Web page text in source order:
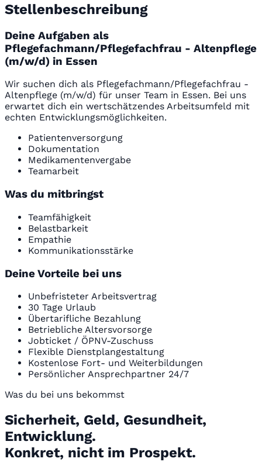
Stellenbeschreibung
Deine Aufgaben als
Pflegefachmann/Pflegefachfrau - Altenpflege
(m/w/d) in Essen
Wir suchen dich als Pflegefachmann/Pflegefachfrau -
Altenpflege (m/w/d) für unser Team in Essen. Bei uns
erwartet dich ein wertschätzendes Arbeitsumfeld mit
echten Entwicklungsmöglichkeiten.
Patientenversorgung
Dokumentation
Medikamentenvergabe
Teamarbeit
Was du mitbringst
Teamfähigkeit
Belastbarkeit
Empathie
Kommunikationsstärke
Deine Vorteile bei uns
Unbefristeter Arbeitsvertrag
30 Tage Urlaub
Übertarifliche Bezahlung
Betriebliche Altersvorsorge
Jobticket / ÖPNV-Zuschuss
Flexible Dienstplangestaltung
Kostenlose Fort- und Weiterbildungen
Persönlicher Ansprechpartner 24/7
Was du bei uns bekommst
Sicherheit, Geld, Gesundheit,
Entwicklung.
Konkret, nicht im Prospekt.